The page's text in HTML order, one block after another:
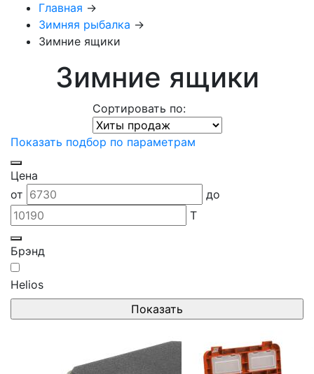
Главная →
Зимняя рыбалка →
Зимние ящики
Зимние ящики
Сортировать по:
Показать подбор по параметрам
Цена
от
до
T
Брэнд
Helios